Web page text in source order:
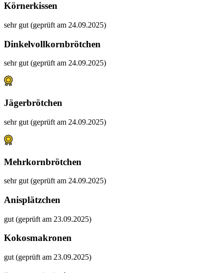
Körnerkissen
sehr gut (geprüft am 24.09.2025)
Dinkelvollkornbrötchen
sehr gut (geprüft am 24.09.2025)
Jägerbrötchen
sehr gut (geprüft am 24.09.2025)
Mehrkornbrötchen
sehr gut (geprüft am 24.09.2025)
Anisplätzchen
gut (geprüft am 23.09.2025)
Kokosmakronen
gut (geprüft am 23.09.2025)